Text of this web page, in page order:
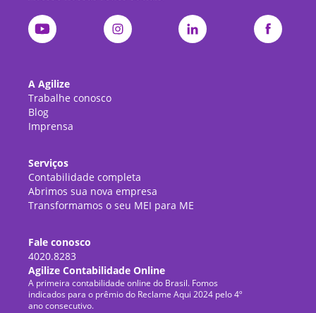
A Agilize
Trabalhe conosco
Blog
Imprensa
Serviços
Contabilidade completa
Abrimos sua nova empresa
Transformamos o seu MEI para ME
Fale conosco
4020.8283
Agilize Contabilidade Online
A primeira contabilidade online do Brasil. Fomos
indicados para o prêmio do Reclame Aqui 2024 pelo 4º
ano consecutivo.